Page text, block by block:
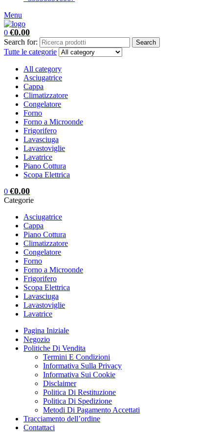
Menu
0 €0.00
Search for: Search
Tutte le categorie
All category
Asciugatrice
Cappa
Climatizzatore
Congelatore
Forno
Forno a Microonde
Frigorifero
Lavasciuga
Lavastoviglie
Lavatrice
Piano Cottura
Scopa Elettrica
0 €0.00
Categorie
Asciugatrice
Cappa
Piano Cottura
Climatizzatore
Congelatore
Forno
Forno a Microonde
Frigorifero
Scopa Elettrica
Lavasciuga
Lavastoviglie
Lavatrice
Pagina Iniziale
Negozio
Politiche Di Vendita
Termini E Condizioni
Informativa Sulla Privacy
Informativa Sui Cookie
Disclaimer
Politica Di Restituzione
Politica Di Spedizione
Metodi Di Pagamento Accettati
Tracciamento dell’ordine
Contattaci